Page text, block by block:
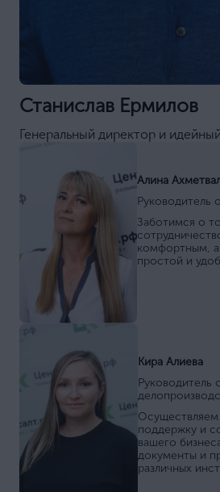
Станислав Ермилов
Генеральный директор и
Алина
Руководитель
Заботимся о
комфортным,
простой и
Кира Алиева
Руководитель
поддержку и
вашего
документы и
различных